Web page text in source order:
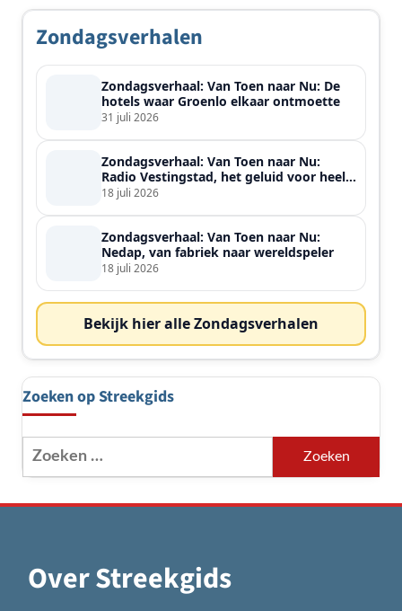
Zondagsverhalen
Zondagsverhaal: Van Toen naar Nu: De
hotels waar Groenlo elkaar ontmoette
31 juli 2026
Zondagsverhaal: Van Toen naar Nu:
Radio Vestingstad, het geluid voor heel
de streek
18 juli 2026
Zondagsverhaal: Van Toen naar Nu:
Nedap, van fabriek naar wereldspeler
18 juli 2026
Bekijk hier alle Zondagsverhalen
Zoeken op Streekgids
Zoeken
naar:
Over Streekgids